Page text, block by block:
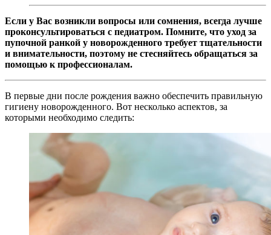
Если у Вас возникли вопросы или сомнения, всегда лучше
проконсультироваться с педиатром. Помните, что уход за
пупочной ранкой у новорожденного требует тщательности
и внимательности, поэтому не стесняйтесь обращаться за
помощью к профессионалам.
В первые дни после рождения важно обеспечить правильную
гигиену новорожденного. Вот несколько аспектов, за
которыми необходимо следить: